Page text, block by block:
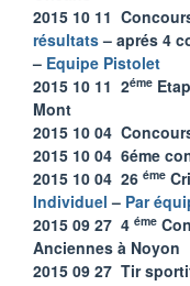
2015 10 11
résultats– aprés 4
– Equipe Pistolet
2015 10 11 2éme
Mont
2015 10 04
2015 10 04 6éme
2015 10 04 26 éme
Individuel – Par
2015 09 27 4 éme
Anciennes à Noyon
2015 09 27 Tir